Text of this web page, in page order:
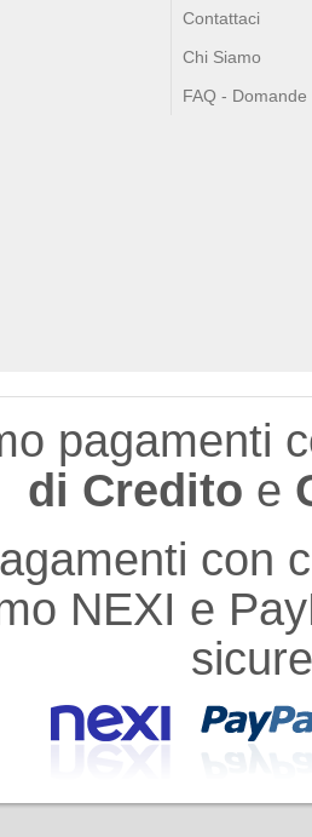
Contattaci
Chi Siamo
FAQ -
pagamenti
di Credito e
con
NEXI e